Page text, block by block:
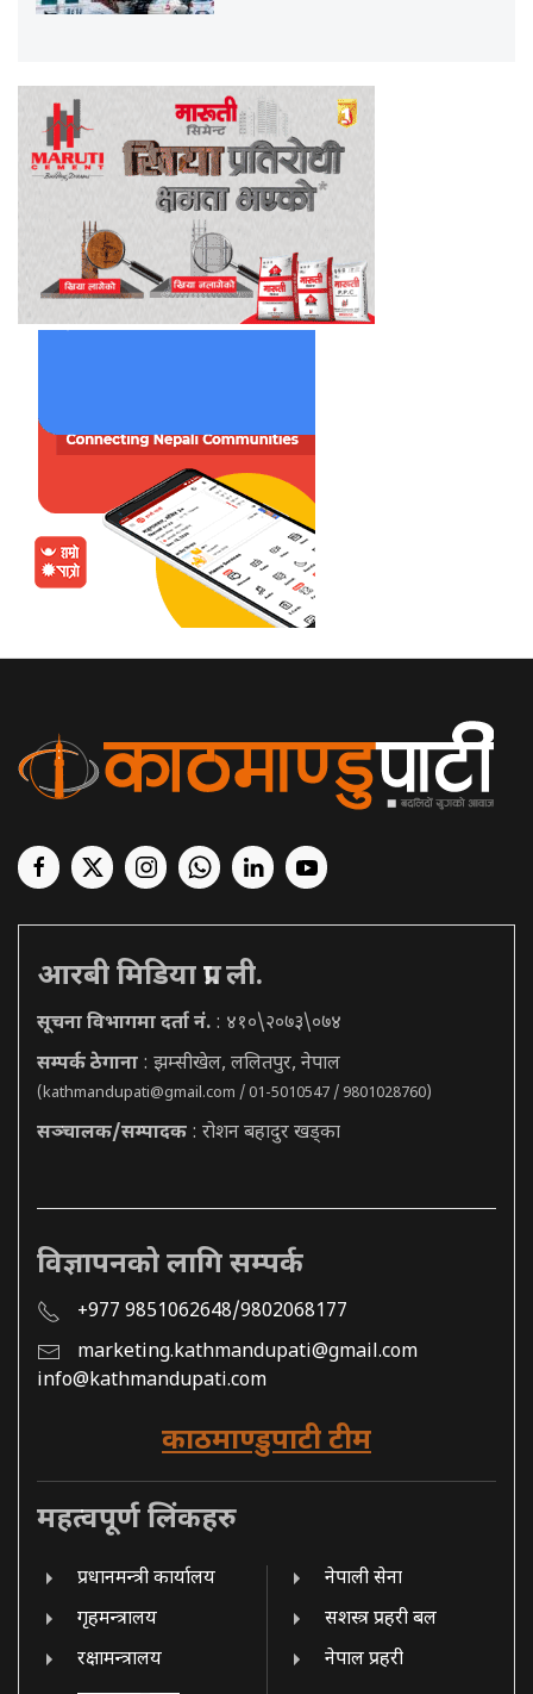
आरबी मिडिया प्रा. ली.
सूचना विभागमा दर्ता नं. : ४१०\२०७३\०७४
सम्पर्क ठेगाना : झम्सीखेल, ललितपुर, नेपाल
(kathmandupati@gmail.com / 01-5010547 / 9801028760)
सञ्चालक/सम्पादक : रोशन बहादुर खड्का
विज्ञापनको लागि सम्पर्क
+977 9851062648/9802068177
marketing.kathmandupati@gmail.com
info@kathmandupati.com
काठमाण्डुपाटी टीम
महत्वपूर्ण लिंकहरु
प्रधानमन्त्री कार्यालय
गृहमन्त्रालय
रक्षामन्त्रालय
नेपाली सेना
सशस्त्र प्रहरी बल
नेपाल प्रहरी